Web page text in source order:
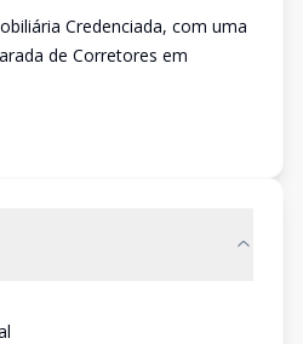
Credenciada, com uma
de Corretores em